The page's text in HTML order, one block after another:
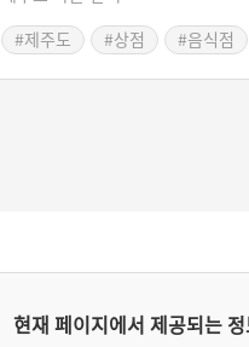
다. 노부부의 뚝심이 묻어나는 오래
#제주도
#상점 #음식점
현재 페이지에서 제공되는